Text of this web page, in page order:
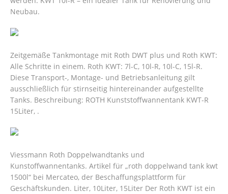
Neubau.
Zeitgemäße Tankmontage mit Roth DWT plus und Roth KWT:
Alle Schritte in einem. Roth KWT: 7l-C, 10l-R, 10l-C, 15l-R.
Diese Transport-, Montage- und Betriebsanleitung gilt
ausschließlich für stirnseitig hintereinander aufgestellte
Tanks. Beschreibung: ROTH Kunststoffwannentank KWT-R
15Liter, .
Viessmann Roth Doppelwandtanks und
Kunstoffwannentanks. Artikel für „roth doppelwand tank kwt
1500l“ bei Mercateo, der Beschaffungsplattform für
Geschäftskunden. Liter, 10Liter, 15Liter Der Roth KWT ist ein